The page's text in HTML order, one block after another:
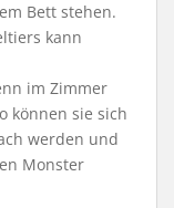
Bett stehen.
kann
im Zimmer
können sie sich
werden und
Monster